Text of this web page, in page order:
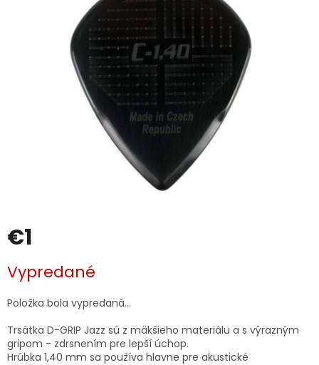
€1
cena:
Vypredané
Položka bola vypredaná…
Trsátka D-GRIP Jazz sú z mäkšieho materiálu a s výrazným
gripom - zdrsnením pre lepší úchop.
Hrúbka 1,40 mm sa používa hlavne pre akustické